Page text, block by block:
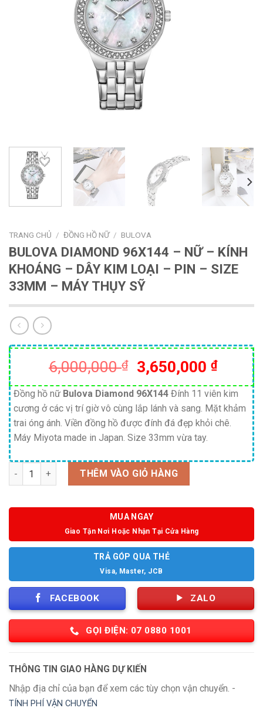
TRANG CHỦ / ĐỒNG HỒ NỮ / BULOVA
BULOVA DIAMOND 96X144 – NỮ – KÍNH
KHOÁNG – DÂY KIM LOẠI – PIN – SIZE
33MM – MÁY THỤY SỸ
6,000,000₫
Giá
gốc
là:
6,000,000 ₫.
3,650,000 ₫Giá
hiện
tại
là:
Đồng hồ nữ Bulova Diamond 96X144 Đính 11 viên kim
cương ở các vị trí giờ vô cùng lắp lánh và sang. Mặt khảm
trai óng ánh. Viền đồng hồ được đính đá đẹp khỏi chê.
Máy Miyota made in Japan. Size 33mm vừa tay.
Số lượng THÊM VÀO GIỎ HÀNG
MUA NGAY
Giao Tận Nơi Hoặc Nhận Tại Cửa Hàng
TRẢ GÓP QUA THẺ
Visa, Master, JCB
FACEBOOK ZALO
GỌI ĐIỆN: 07 0880 1001
THÔNG TIN GIAO HÀNG DỰ KIẾN
Nhập địa chỉ của bạn để xem các tùy chọn vận chuyển. -
TÍNH PHÍ VẬN CHUYỂN